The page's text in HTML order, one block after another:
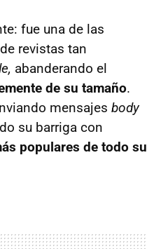
fue una de las
revistas tan
abanderando el
de su tamaño.
mensajes body
su barriga con
populares de todo su